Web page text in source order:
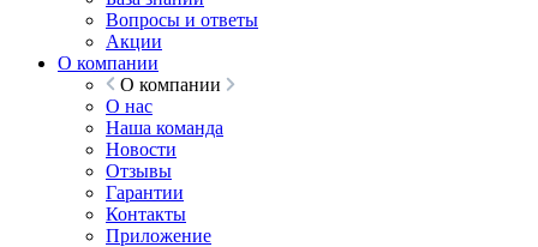
Вопросы и ответы
Акции
О компании
О компании
О нас
Наша команда
Новости
Отзывы
Гарантии
Контакты
Приложение